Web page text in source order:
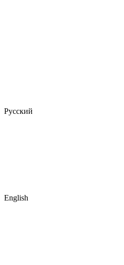
Русский
English